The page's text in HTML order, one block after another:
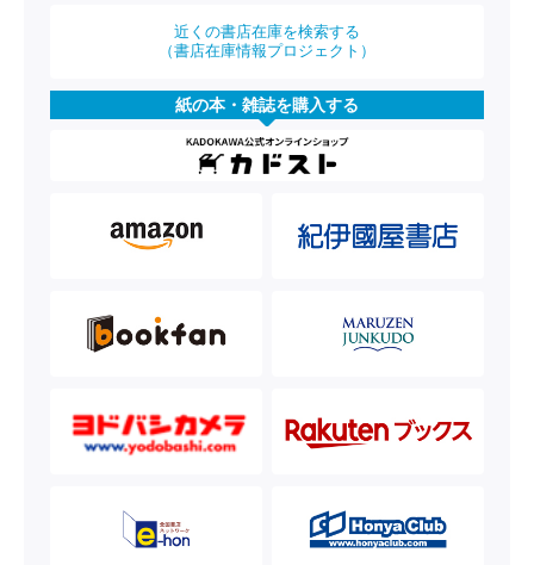
近くの書店在庫を検索する
（書店在庫情報プロジェクト）
紙の本・雑誌を購入する